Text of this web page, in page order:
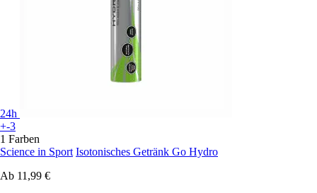
24h
+-3
1 Farben
Science in Sport Isotonisches Getränk Go Hydro
Ab 11,99 €